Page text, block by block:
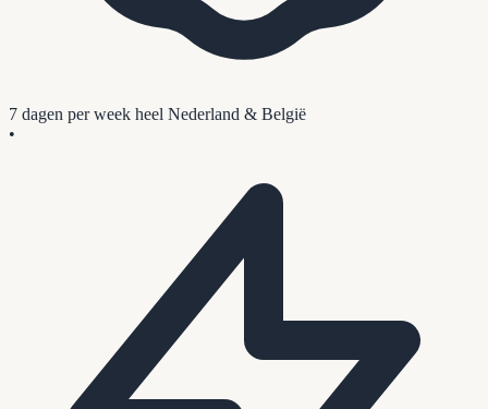
7 dagen per week heel Nederland & België
•